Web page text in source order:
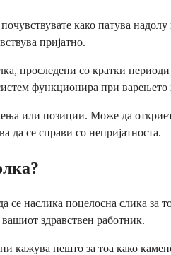
како патува
пријатно.
проследени со кратки
функционира при варењето
или позиции. Може да
да се справи со непријатноста.
наслика поцелосна слика
здравствен работник.
кажува нешто за тоа како